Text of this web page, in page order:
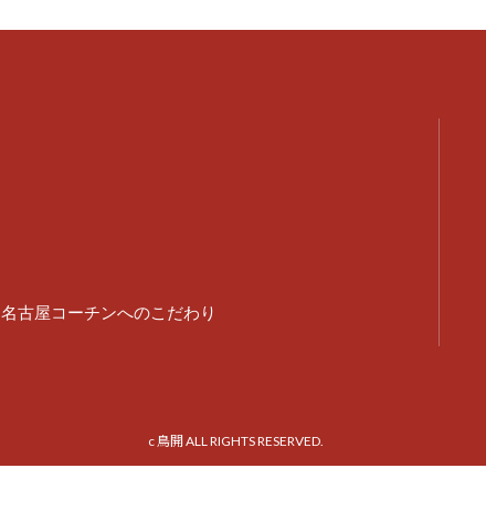
名古屋コーチンへのこだわり
c 鳥開 ALL RIGHTS RESERVED.